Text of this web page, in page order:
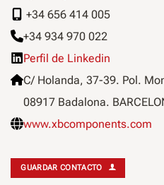
+34 656 414 005
+34 934 970 022
Perfil de Linkedin
C/ Holanda, 37-39. Pol.
08917 Badalona.
www.xbcomponents.com
GUARDAR CONTACTO